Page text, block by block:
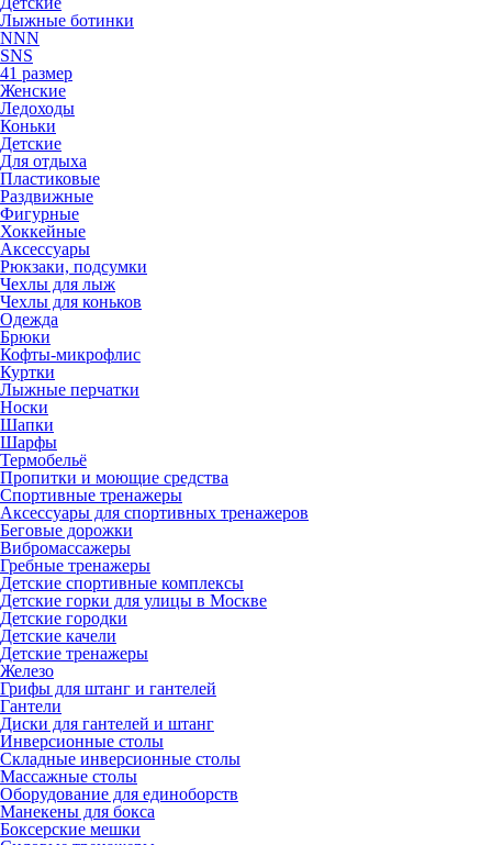
Лыжные ботинки
NNN
SNS
41 размер
Женские
Ледоходы
Коньки
Детские
Для отдыха
Пластиковые
Раздвижные
Фигурные
Хоккейные
Аксессуары
Рюкзаки, подсумки
Чехлы для лыж
Чехлы для коньков
Одежда
Брюки
Кофты-микрофлис
Куртки
Лыжные перчатки
Носки
Шапки
Шарфы
Термобельё
Пропитки и моющие средства
Спортивные тренажеры
Аксессуары для спортивных тренажеров
Беговые дорожки
Вибромассажеры
Гребные тренажеры
Детские спортивные комплексы
Детские горки для улицы в Москве
Детские городки
Детские качели
Детские тренажеры
Железо
Грифы для штанг и гантелей
Гантели
Диски для гантелей и штанг
Инверсионные столы
Складные инверсионные столы
Массажные столы
Оборудование для единоборств
Манекены для бокса
Боксерские мешки